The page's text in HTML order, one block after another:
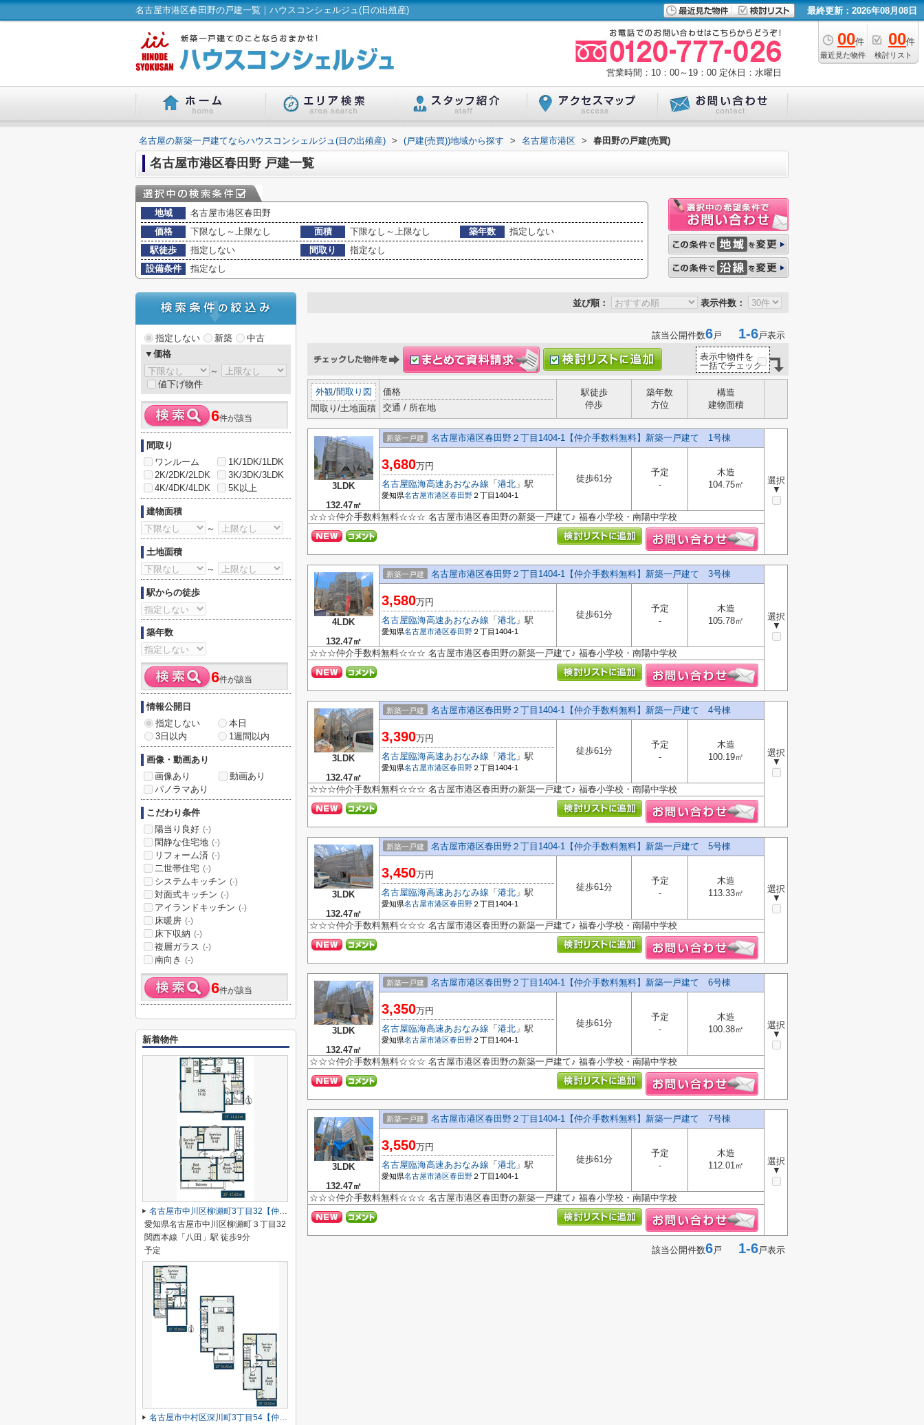
名古屋市港区春田野の戸建一覧｜ハウスコンシェルジュ(日の出殖産) 最終更新：2026年08月08日
00件
最近見た物件
00件
検討リスト
営業時間：10：00～19：00 定休日：水曜日
名古屋の新築一戸建てならハウスコンシェルジュ(日の出殖産) > (戸建(売買))地域から探す > 名古屋市港区 > 春田野の戸建(売買)
名古屋市港区春田野 戸建一覧
地域
名古屋市港区春田野
価格
下限なし～上限なし 面積 下限なし～上限なし 築年数
指定しない
駅徒歩
指定しない 間取り
指定なし
設備条件
指定なし
並び順： 表示件数：
該当公開件数6戸 1-6戸表示
表示中物件を
一括でチェック
外観/間取り図
間取り/土地面積
価格
交通 / 所在地
駅徒歩
停歩
築年数
方位
構造
建物面積
3LDK
132.47㎡
新築一戸建 名古屋市港区春田野２丁目1404-1【仲介手数料無料】新築一戸建て 1号棟
選択
▼
3,680万円
名古屋臨海高速あおなみ線 「 港北 」駅
愛知県名古屋市港区春田野 ２丁目1404-1
徒歩61分
予定
-
木造
104.75㎡
☆☆☆仲介手数料無料☆☆☆ 名古屋市港区春田野の新築一戸建て♪ 福春小学校・南陽中学校
4LDK
132.47㎡
新築一戸建 名古屋市港区春田野２丁目1404-1【仲介手数料無料】新築一戸建て 3号棟
選択
▼
3,580万円
名古屋臨海高速あおなみ線 「 港北 」駅
愛知県名古屋市港区春田野 ２丁目1404-1
徒歩61分
予定
-
木造
105.78㎡
☆☆☆仲介手数料無料☆☆☆ 名古屋市港区春田野の新築一戸建て♪ 福春小学校・南陽中学校
3LDK
132.47㎡
新築一戸建 名古屋市港区春田野２丁目1404-1【仲介手数料無料】新築一戸建て 4号棟
選択
▼
3,390万円
名古屋臨海高速あおなみ線 「 港北 」駅
愛知県名古屋市港区春田野 ２丁目1404-1
徒歩61分
予定
-
木造
100.19㎡
☆☆☆仲介手数料無料☆☆☆ 名古屋市港区春田野の新築一戸建て♪ 福春小学校・南陽中学校
3LDK
132.47㎡
新築一戸建 名古屋市港区春田野２丁目1404-1【仲介手数料無料】新築一戸建て 5号棟
選択
▼
3,450万円
名古屋臨海高速あおなみ線 「 港北 」駅
愛知県名古屋市港区春田野 ２丁目1404-1
徒歩61分
予定
-
木造
113.33㎡
☆☆☆仲介手数料無料☆☆☆ 名古屋市港区春田野の新築一戸建て♪ 福春小学校・南陽中学校
3LDK
132.47㎡
新築一戸建 名古屋市港区春田野２丁目1404-1【仲介手数料無料】新築一戸建て 6号棟
選択
▼
3,350万円
名古屋臨海高速あおなみ線 「 港北 」駅
愛知県名古屋市港区春田野 ２丁目1404-1
徒歩61分
予定
-
木造
100.38㎡
☆☆☆仲介手数料無料☆☆☆ 名古屋市港区春田野の新築一戸建て♪ 福春小学校・南陽中学校
3LDK
132.47㎡
新築一戸建 名古屋市港区春田野２丁目1404-1【仲介手数料無料】新築一戸建て 7号棟
選択
▼
3,550万円
名古屋臨海高速あおなみ線 「 港北 」駅
愛知県名古屋市港区春田野 ２丁目1404-1
徒歩61分
予定
-
木造
112.01㎡
☆☆☆仲介手数料無料☆☆☆ 名古屋市港区春田野の新築一戸建て♪ 福春小学校・南陽中学校
該当公開件数6戸 1-6戸表示
指定しない 新築
中古
▼価格
～
値下げ物件
6件が該当
間取り
ワンルーム
1K/1DK/1LDK
2K/2DK/2LDK
3K/3DK/3LDK
4K/4DK/4LDK
5K以上
建物面積
～
土地面積
～
駅からの徒歩
築年数
6件が該当
情報公開日
指定しない
本日
3日以内
1週間以内
画像・動画あり
画像あり
動画あり
パノラマあり
こだわり条件
陽当り良好 (-)
閑静な住宅地 (-)
リフォーム済 (-)
二世帯住宅 (-)
システムキッチン (-)
対面式キッチン (-)
アイランドキッチン (-)
床暖房 (-)
床下収納 (-)
複層ガラス (-)
南向き (-)
6件が該当
新着物件
名古屋市中川区柳瀬町3丁目32【仲介手数料無料】新築一戸建て
愛知県名古屋市中川区柳瀬町３丁目32
関西本線「八田」駅 徒歩9分
予定
名古屋市中村区深川町3丁目54【仲介手数料無料】新築一戸建て